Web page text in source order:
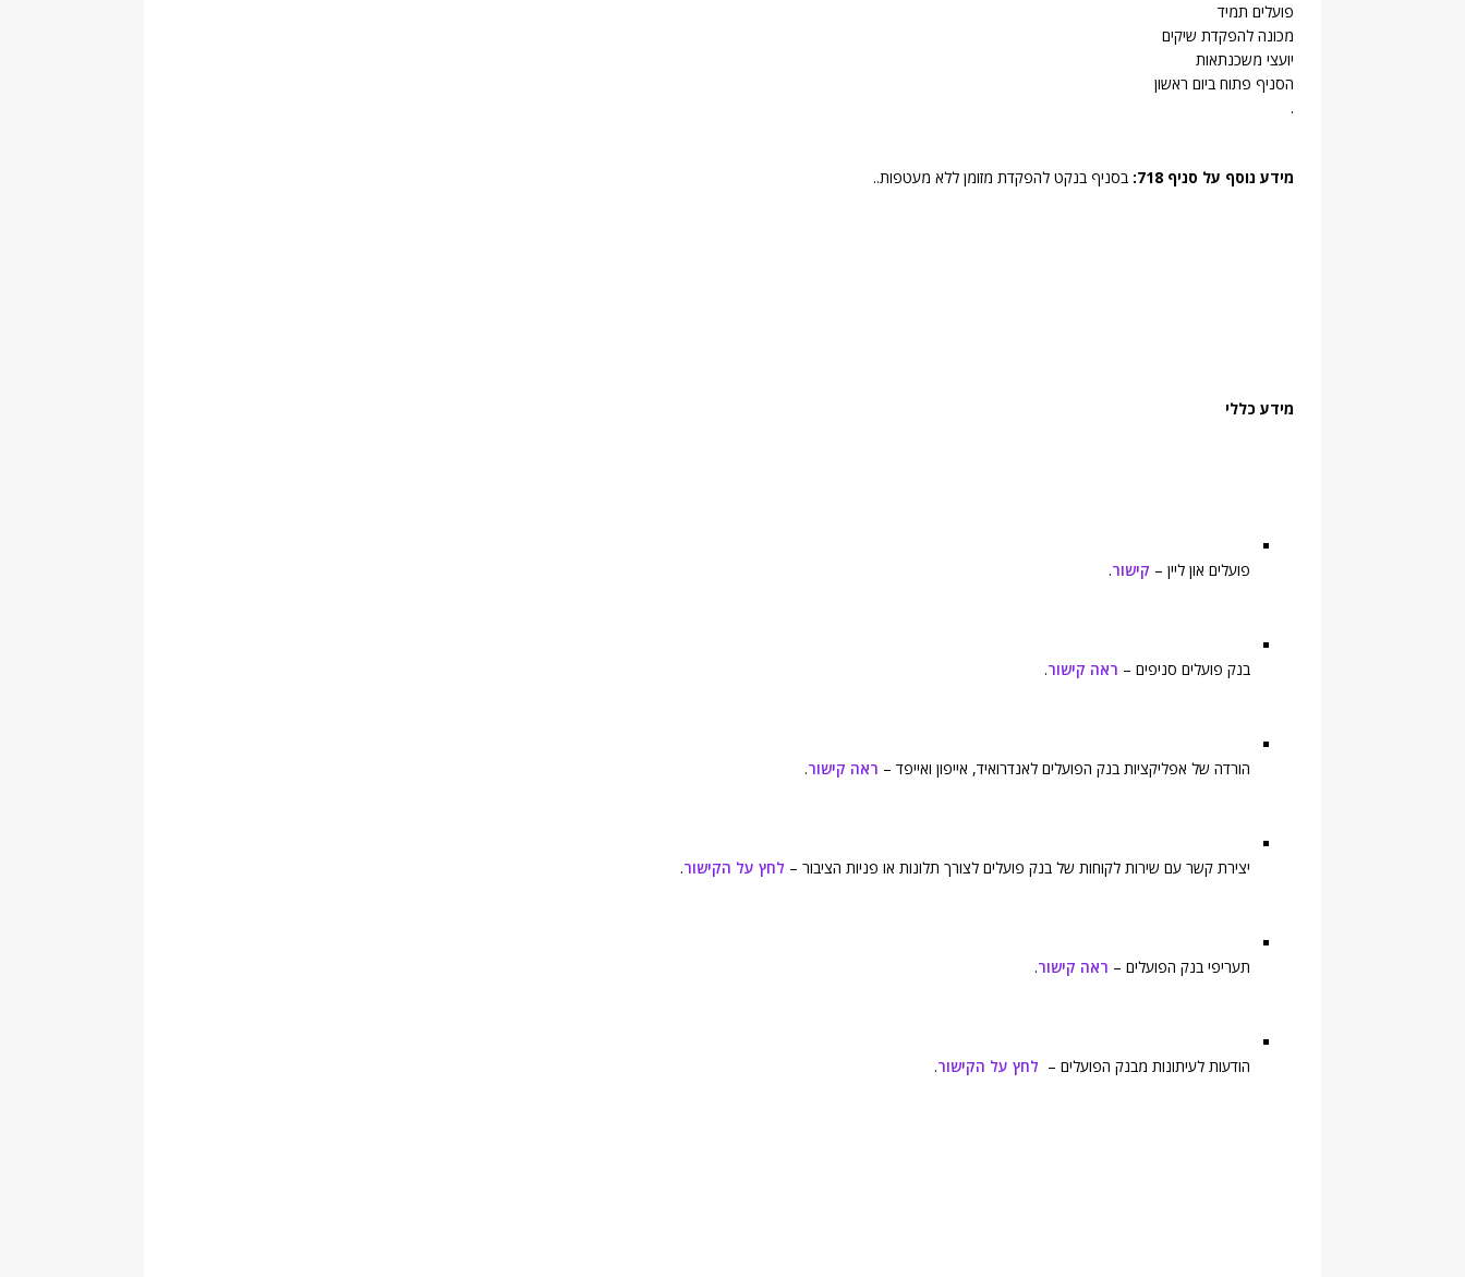
פועלים תמיד
מכונה להפקדת שיקים
יועצי משכנתאות
הסניף פתוח ביום ראשון
.
מידע נוסף על סניף 718: בסניף בנקט להפקדת מזומן ללא מעטפות..
מידע כללי
פועלים און ליין – קישור.
בנק פועלים סניפים – ראה קישור.
הורדה של אפליקציות בנק הפועלים לאנדרואיד, אייפון ואייפד – ראה קישור.
יצירת קשר עם שירות לקוחות של בנק פועלים לצורך תלונות או פניות הציבור – לחץ על הקישור.
תעריפי בנק הפועלים – ראה קישור.
הודעות לעיתונות מבנק הפועלים – לחץ על הקישור.